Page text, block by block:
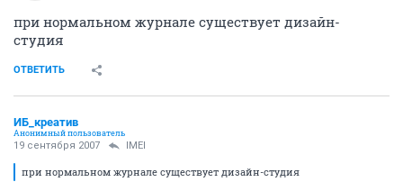
при нормальном журнале существует дизайн-
студия
ОТВЕТИТЬ
ИБ_креатив
Анонимный пользователь
19 сентября 2007 IMEI
при нормальном журнале существует дизайн-студия